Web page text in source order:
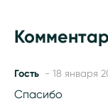
Гость - 18 января
Спасибо